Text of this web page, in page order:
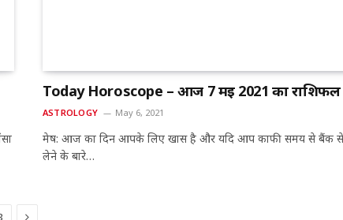
Today Horoscope – आज 7 मई 2021 का राशिफल
ASTROLOGY May 6, 2021
मेष: आज का दिन आपके लिए खास है और यदि आप काफी समय से बैंक
लेने के बारे…
Next